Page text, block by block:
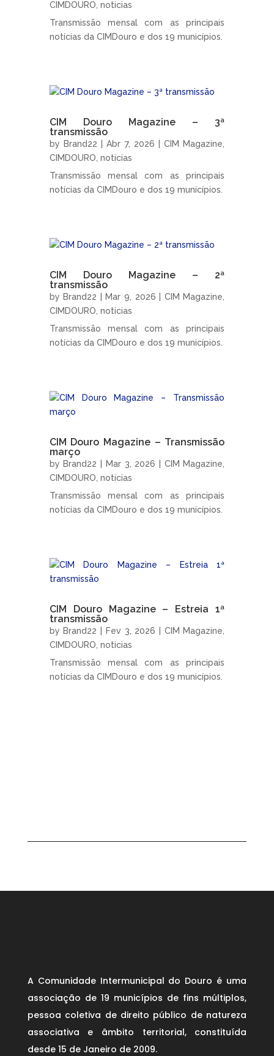
CIMDOURO noticias
Transmissão mensal com as principais
notícias da CIMDouro e dos 19 municípios.
CIM Douro Magazine – 3ª
transmissão
by Brand22 |Abr 7, 2026 |CIM Magazine
CIMDOURO noticias
Transmissão mensal com as principais
notícias da CIMDouro e dos 19 municípios.
CIM Douro Magazine – 2ª
transmissão
by Brand22 Mar 9, 2026 CIM Magazine
CIMDOURO noticias
Transmissão mensal com as principais
notícias da CIMDouro e dos 19 municípios.
CIM Douro Magazine – Transmissão
março
by Brand22 Mar 3, 2026 CIM Magazine
CIMDOURO noticias
Transmissão mensal com as principais
notícias da CIMDouro e dos 19 municípios.
CIM Douro Magazine – Estreia 1ª
transmissão
by Brand22 Fev 3, 2026 CIM Magazine
CIMDOURO noticias
Transmissão mensal com as principais
notícias da CIMDouro e dos 19 municípios.
A Comunidade Intermunicipal do Douro é uma
associação de 19 municípios de fins múltiplos,
pessoa coletiva de direito público de natureza
associativa e âmbito territorial, constituída
desde 15 de Janeiro de 2009.